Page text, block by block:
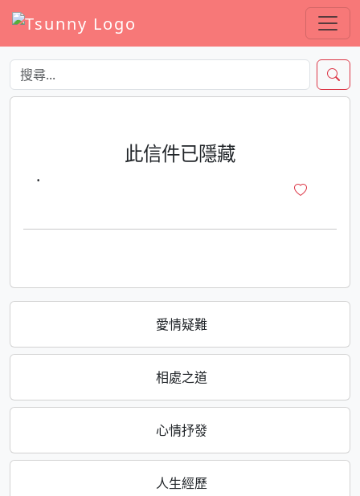
愛情疑難
相處之道
心情抒發
人生經歷
此信件已隱藏
·